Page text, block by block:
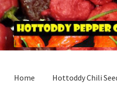
Skip
to
navigation
Skip
to
content
Home Hottoddy Chili